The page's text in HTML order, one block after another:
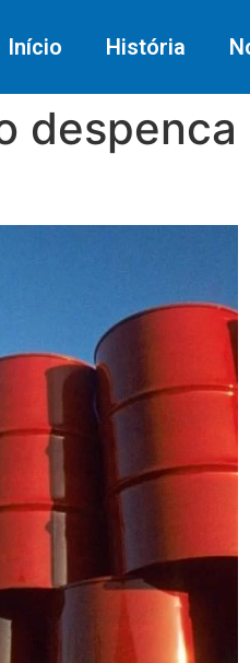
Início História